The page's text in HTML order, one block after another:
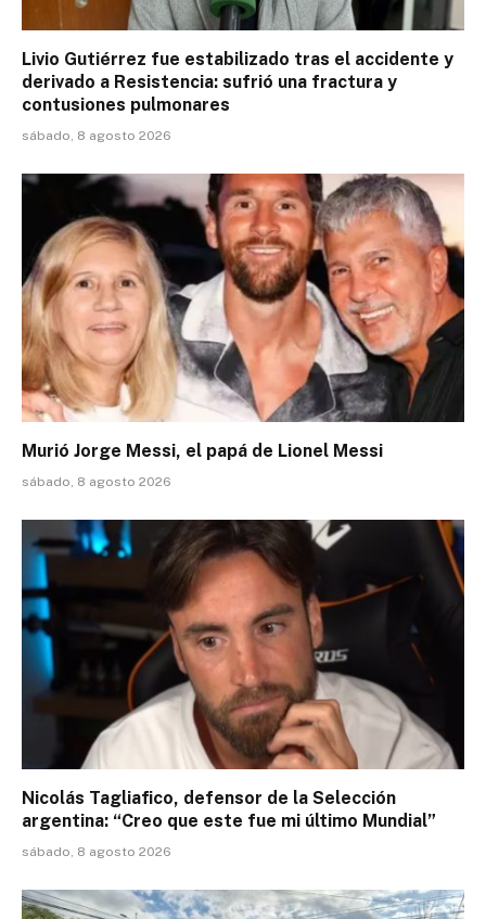
Livio Gutiérrez fue estabilizado tras el accidente y
derivado a Resistencia: sufrió una fractura y
contusiones pulmonares
sábado, 8 agosto 2026
Murió Jorge Messi, el papá de Lionel Messi
sábado, 8 agosto 2026
Nicolás Tagliafico, defensor de la Selección
argentina: “Creo que este fue mi último Mundial”
sábado, 8 agosto 2026